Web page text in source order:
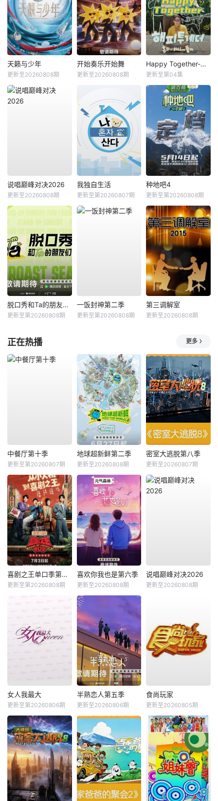
天籁与少年
更新至20260808期
开始奏乐开始舞
更新至20260808期
Happy Together-不是一个人真好
更新至第04集
说唱巅峰对决2026
更新至20260808期
我独自生活
更新至第20260807期
种地吧4
更新至第20260808期
脱口秀和Ta的朋友们第三季
更新至第20260808期
一饭封神第二季
更新至第20260808期
第三调解室
更新至20260808期
正在热播 更多
中餐厅第十季
更新至第20260807期
地球超新鲜第二季
更新至20260808期
密室大逃脱第八季
更新至20260807期
喜剧之王单口季第三季
更新至第20260808期
喜欢你我也是第六季
更新至20260808期
说唱巅峰对决2026
更新至20260808期
女人我最大
更新至第20260806期
半熟恋人第五季
更新至20260806期
食尚玩家
更新至20260805期